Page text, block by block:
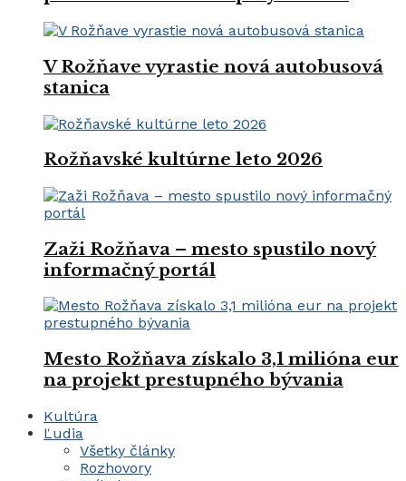
V Rožňave vyrastie nová autobusová
stanica
Rožňavské kultúrne leto 2026
Zaži Rožňava – mesto spustilo nový
informačný portál
Mesto Rožňava získalo 3,1 milióna eur
na projekt prestupného bývania
Kultúra
Ľudia
Všetky články
Rozhovory